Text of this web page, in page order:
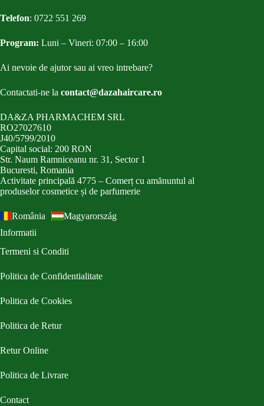
Telefon: 0722 551 269
Program: Luni – Vineri: 07:00 – 16:00
Ai nevoie de ajutor sau ai vreo intrebare?
Contactati-ne la contact@dazahaircare.ro
DA&ZA PHARMACHEM SRL
RO27027610
J40/5799/2010
Capital social: 200 RON
Str. Naum Ramniceanu nr. 31, Sector 1
Bucuresti, Romania
Activitate principală 4775 – Comerț cu amănuntul al
produselor cosmetice și de parfumerie
România
Magyarország
Informatii
Termeni si Conditi
Politica de Confidentialitate
Politica de Cookies
Politica de Retur
Retur Online
Politica de Livrare
Contact